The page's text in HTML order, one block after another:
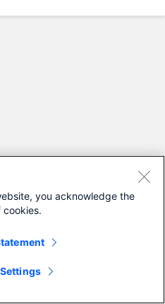
you acknowledge the
cookies.